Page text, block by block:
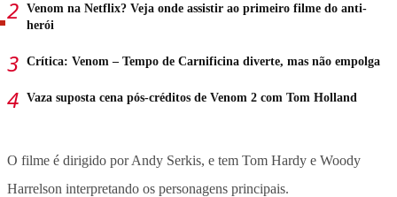
Venom na Netflix? Veja onde assistir ao primeiro filme do anti-
herói
Crítica: Venom – Tempo de Carnificina diverte, mas não empolga
Vaza suposta cena pós-créditos de Venom 2 com Tom Holland
O filme é dirigido por Andy Serkis, e tem Tom Hardy e Woody
Harrelson interpretando os personagens principais.